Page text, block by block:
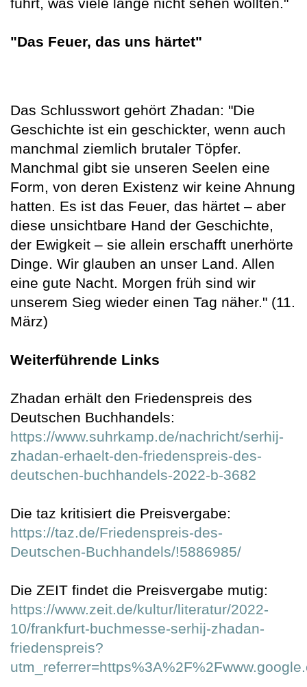
"Das Feuer, das uns härtet"
Das Schlusswort gehört Zhadan: "Die
Geschichte ist ein geschickter, wenn auch
manchmal ziemlich brutaler Töpfer.
Manchmal gibt sie unseren Seelen eine
Form, von deren Existenz wir keine Ahnung
hatten. Es ist das Feuer, das härtet – aber
diese unsichtbare Hand der Geschichte,
der Ewigkeit – sie allein erschafft unerhörte
Dinge. Wir glauben an unser Land. Allen
eine gute Nacht. Morgen früh sind wir
unserem Sieg wieder einen Tag näher." (11.
März)
Weiterführende Links
Zhadan erhält den Friedenspreis des
Deutschen Buchhandels:
https://www.suhrkamp.de/nachricht/serhij-
zhadan-erhaelt-den-friedenspreis-des-
deutschen-buchhandels-2022-b-3682
Die taz kritisiert die Preisvergabe:
https://taz.de/Friedenspreis-des-
Deutschen-Buchhandels/!5886985/
Die ZEIT findet die Preisvergabe mutig:
https://www.zeit.de/kultur/literatur/2022-
10/frankfurt-buchmesse-serhij-zhadan-
friedenspreis?